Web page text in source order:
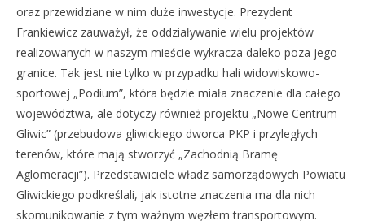
oraz przewidziane w nim duże inwestycje. Prezydent
Frankiewicz zauważył, że oddziaływanie wielu projektów
realizowanych w naszym mieście wykracza daleko poza jego
granice. Tak jest nie tylko w przypadku hali widowiskowo-
sportowej „Podium”, która będzie miała znaczenie dla całego
województwa, ale dotyczy również projektu „Nowe Centrum
Gliwic” (przebudowa gliwickiego dworca PKP i przyległych
terenów, które mają stworzyć „Zachodnią Bramę
Aglomeracji”). Przedstawiciele władz samorządowych Powiatu
Gliwickiego podkreślali, jak istotne znaczenia ma dla nich
skomunikowanie z tym ważnym węzłem transportowym.